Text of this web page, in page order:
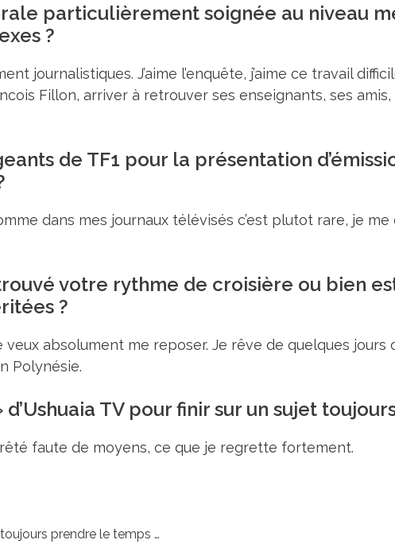
particulièrement soignée au niveau
?
journalistiques. J’aime l’enquête, j’aime ce travail
Fillon, arriver à retrouver ses enseignants, ses
de TF1 pour la présentation
dans mes journaux télévisés c’est plutot rare, je
votre rythme de croisière ou bien
?
veux absolument me reposer. Je rêve de quelques
Polynésie.
TV pour finir sur un sujet
faute de moyens, ce que je regrette fortement.
prendre le temps …